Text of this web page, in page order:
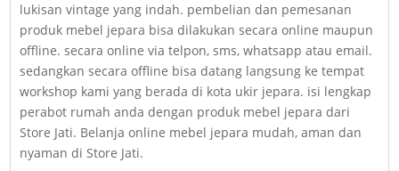
lukisan vintage yang indah. pembelian dan pemesanan
produk mebel jepara bisa dilakukan secara online maupun
offline. secara online via telpon, sms, whatsapp atau email.
sedangkan secara offline bisa datang langsung ke tempat
workshop kami yang berada di kota ukir jepara. isi lengkap
perabot rumah anda dengan produk mebel jepara dari
Store Jati. Belanja online mebel jepara mudah, aman dan
nyaman di Store Jati.